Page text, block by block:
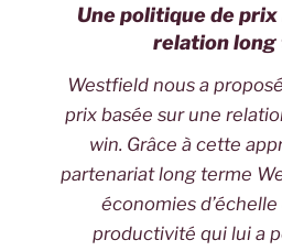
Une politique de prix
relation long
Westfield nous a
prix basée sur une
win. Grâce à cette
partenariat long terme
économies
productivité qui lui a